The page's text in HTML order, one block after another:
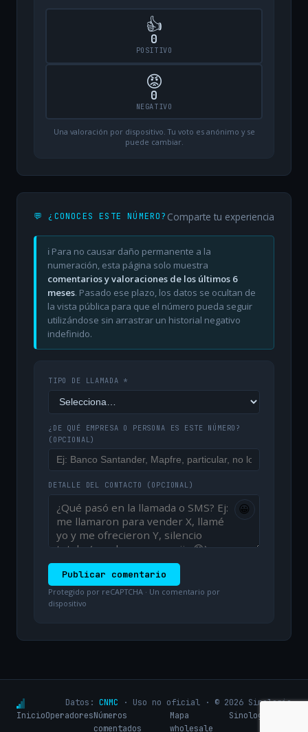
👍
0
POSITIVO
😡
0
NEGATIVO
Una valoración por dispositivo. Tu voto es anónimo y se
puede cambiar.
💬 ¿CONOCES ESTE NÚMERO? Comparte tu experiencia
ℹ️ Para no causar daño permanente a la
numeración, esta página solo muestra
comentarios y valoraciones de los últimos 6
meses. Pasado ese plazo, los datos se ocultan de
la vista pública para que el número pueda seguir
utilizándose sin arrastrar un historial negativo
indefinido.
TIPO DE LLAMADA *
¿DE QUÉ EMPRESA O PERSONA ES ESTE NÚMERO?
(OPCIONAL)
DETALLE DEL CONTACTO (OPCIONAL)
😀
Publicar comentario
Protegido por reCAPTCHA · Un comentario por
dispositivo
Datos: CNMC · Uso no oficial · © 2026 Sinologic
InicioOperadoresNúmeros
comentados
Mapa
wholesale
Sinologic.net